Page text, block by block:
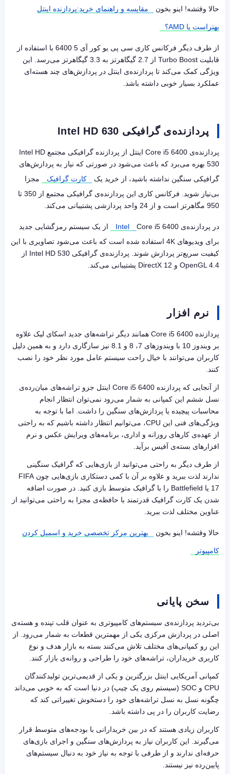
حالا وقتشه! اینو بخون مقایسه و راهنمای خرید:پردازنده اینتل
بهتراست یا AMD؟
از طرف دیگر فرکانس کاری سی پی یو کور آی 5 6400 با استفاده از
قابلیت Turbo Boost
از 2.7 گیگاهرتز به 3.3 گیگاهرتز می‌رسد. این
ویژگی کمک می‌کند تا پردازنده‌ی اینتل در پردازش‌های چند هسته‌ای
عملکرد بسیار خوبی داشته باشد.
پردازنده‌ی گرافیکی Intel HD 630
پردازنده‌ی Core i5 6400 اینتل از پردازنده‌ گرافیکی مجتمع Intel HD
530 بهره می‌برد که باعث می‌شود در صورتی که نیاز به پردازش‌های
گرافیکی سنگین نداشته باشید، از خرید یک
کارت گرافیک
مجزا
بی‌نیاز شوید. فرکانس کاری این پردازنده‌ی گرافیکی مجتمع از 350 تا
950 مگاهرتز است و از 24 واحد پردازشی پشتیبانی می‌کند.
در پردازنده‌ی Core i5 6400
از یک سیستم رمزگشایی جدید
برای ویدیوهای 4K استفاده شده است که باعث می‌شود تصاویری با این
کیفیت سریع‌تر پردازش شوند. پردازنده‌ی گرافیکی Intel HD 530 از
OpenGL 4.4 و DirectX 12 پشتیبانی می‌کند.
نرم افزار
پردازنده‌‌ Core i5 6400 همانند دیگر تراشه‌های جدید اسکای لیک علاوه
بر ویندوز 10 با ویندوزهای 7، 8 و 8.1 نیز سازگاری دارد و به همین دلیل
کاربران می‌توانند با خیال راحت سیستم عامل مورد نظر خود را نصب
کنند.
از آنجایی که پردازنده Core i5 6400 اینتل جزو تراشه‌های میان‌رده‌ی
نسل ششم این کمپانی به شمار می‌رود نمی‌توان انتظار انجام
محاسبات پیچیده یا پردازش‌های سنگین را داشت. اما با توجه به
ویژگی‌های فنی این CPU، می‌توانیم انتظار داشته باشیم که به راحتی
از عهده‌ی کارهای روزانه و اداری، برنامه‌های ویرایش عکس و نرم
افزارهای بسته‌ی آفیس برآید.
از طرف دیگر به راحتی می‌توانید از بازی‌هایی که گرافیک سنگینی
ندارند لذت ببرید و علاوه بر آن با کمی دستکاری بازی‌هایی چونFIFA
17 یا Battlefield را با گرافیک متوسط بازی کنید. در صورت اضافه
شدن یک کارت گرافیک قدرتمند با حافظه‌ی مجزا به راحتی می‌توانید از
عناوین مختلف لذت ببرید.
حالا وقتشه! اینو بخون بهترین مرکز تخصصی خرید و اسمبل کردن
کامپیوتر
سخن پایانی
بی‌تردید پردازنده‌ی سیستم‌های کامپیوتری به عنوان قلب تپنده و هسته‌ی
اصلی در پردازش مرکزی یکی از مهمترین قطعات به شمار می‌رود. از
این رو کمپانی‌های مختلف تلاش می‌کنند بسته به بازار هدف و نوع
کاربری خریداران، تراشه‌های خود را طراحی و روانه‌ی بازار کنند.
کمپانی آمریکایی اینتل بزرگترین و یکی از قدیمی‌ترین تولیدکنندگان
CPU و SOC (سیستم روی یک چیپ) در دنیا است که به خوبی می‌داند
چگونه نسل به نسل تراشه‌های خود را دستخوش تغییراتی کند که
رضایت کاربران را در پی داشته باشد.
کاربران زیادی هستند که در بین خریدارانی با بودجه‌های متوسط قرار
می‌گیرند. این کاربران نیاز به پردازش‌های سنگین و اجرای بازی‌های
حرفه‌ای ندارند و از طرفی با توجه به نیاز خود به دنبال سیستم‌های
پایین‌رده نیز نیستند.